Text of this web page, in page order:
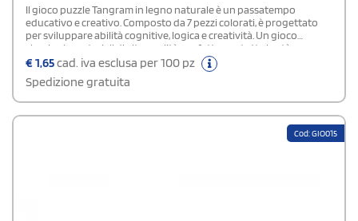
Il gioco puzzle Tangram in legno naturale è un passatempo
educativo e creativo. Composto da 7 pezzi colorati, è progettato
per sviluppare abilità cognitive, logica e creatività. Un gioco
classico in materiali di alta qualità, perfetto per tutte le età.
€1,65cad. iva esclusa per 100 pz
Spedizione gratuita
Cod: GIO015